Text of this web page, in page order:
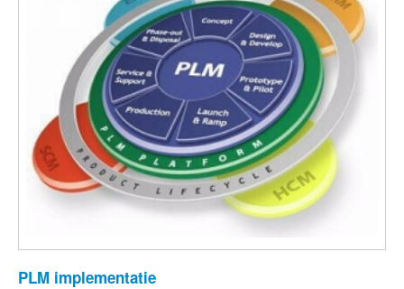
PLM implementatie